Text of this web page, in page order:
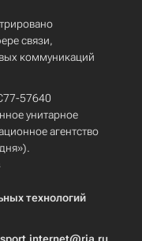
связи,
коммуникаций
57640
унитарное
агентство
технологий